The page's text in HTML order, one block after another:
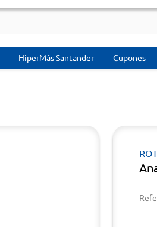
HiperMás Santander Cupones